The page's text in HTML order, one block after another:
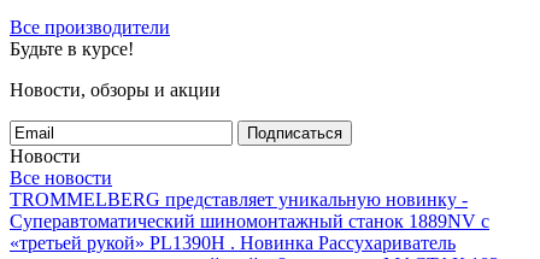
Все производители
Будьте в курсе!
Новости, обзоры и акции
Подписаться
Новости
Все новости
TROMMELBERG представляет уникальную новинку -
Суперавтоматический шиномонтажный станок 1889NV с
«третьей рукой» PL1390H . Новинка Рассухариватель